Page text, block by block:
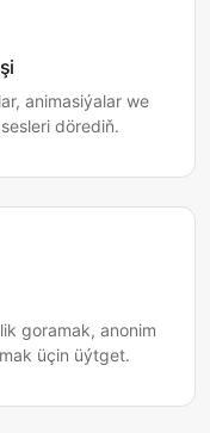
animasiýalar we
dörediň.
goramak, anonim
üçin üýtget.